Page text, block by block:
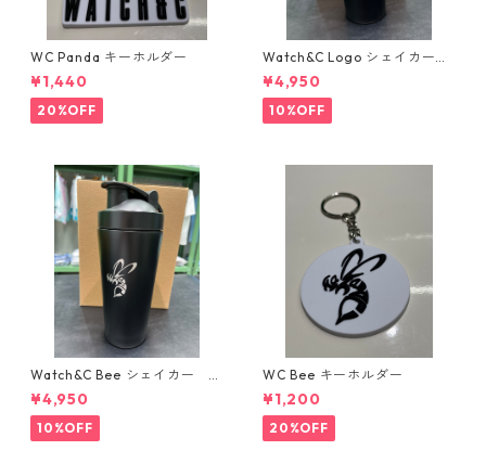
WC Panda キーホルダー
¥1,440
20%OFF
Watch&C Logo シェイカー
Web限定10個‼️
¥4,950
10%OFF
Watch&C Bee シェイカー W
eb限定10点‼️
¥4,950
10%OFF
WC Bee キーホルダー
¥1,200
20%OFF